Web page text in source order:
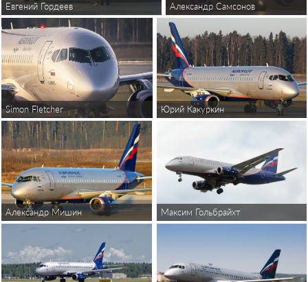
Евгений Гордеев Александр Самсонов
Simon Fletcher Юрий Какуркин
Александр Мишин Максим Гольбрайхт